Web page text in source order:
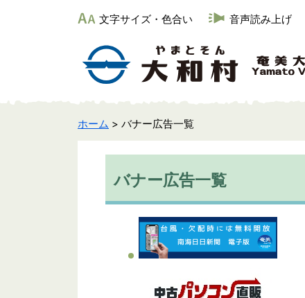
文字サイズ・色合い 音声読み上げ
ホーム > バナー広告一覧
バナー広告一覧